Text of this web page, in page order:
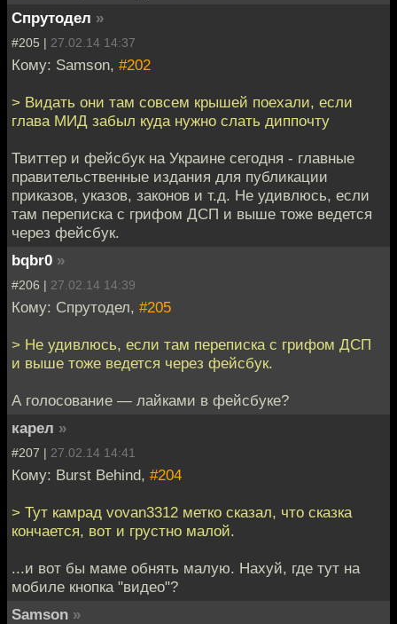
Спрутодел »
#205 | 27.02.14 14:37
Кому: Samson, #202
> Видать они там совсем крышей поехали, если
глава МИД забыл куда нужно слать диппочту
Твиттер и фейсбук на Украине сегодня - главные
правительственные издания для публикации
приказов, указов, законов и т.д. Не удивлюсь, если
там переписка с грифом ДСП и выше тоже ведется
через фейсбук.
bqbr0 »
#206 | 27.02.14 14:39
Кому: Спрутодел, #205
> Не удивлюсь, если там переписка с грифом ДСП
и выше тоже ведется через фейсбук.
А голосование — лайками в фейсбуке?
карел »
#207 | 27.02.14 14:41
Кому: Burst Behind, #204
> Тут камрад vovan3312 метко сказал, что сказка
кончается, вот и грустно малой.
...и вот бы маме обнять малую. Нахуй, где тут на
мобиле кнопка "видео"?
Samson »